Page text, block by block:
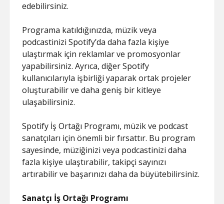
edebilirsiniz.
Programa katıldığınızda, müzik veya
podcastinizi Spotify’da daha fazla kişiye
ulaştırmak için reklamlar ve promosyonlar
yapabilirsiniz. Ayrıca, diğer Spotify
kullanıcılarıyla işbirliği yaparak ortak projeler
oluşturabilir ve daha geniş bir kitleye
ulaşabilirsiniz.
Spotify İş Ortağı Programı, müzik ve podcast
sanatçıları için önemli bir fırsattır. Bu program
sayesinde, müziğinizi veya podcastinizi daha
fazla kişiye ulaştırabilir, takipçi sayınızı
artırabilir ve başarınızı daha da büyütebilirsiniz.
Sanatçı İş Ortağı Programı